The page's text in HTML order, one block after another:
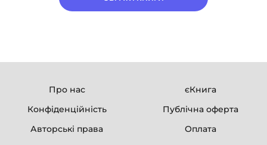
Про нас
єКнига
Конфіденційність
Публічна оферта
Авторські права
Оплата